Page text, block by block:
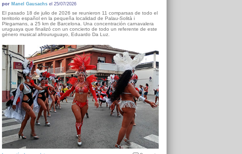
por Manel Gausachsel 25/07/2026
El pasado 18 de julio de 2026 se reunieron 11 comparsas de todo el
territorio español en la pequeña localidad de Palau-Solità i
Plegamans, a 25 km de Barcelona. Una concentración carnavalera
uruguaya que finalizó con un concierto de todo un referente de este
género musical afrouruguayo, Eduardo Da Luz.